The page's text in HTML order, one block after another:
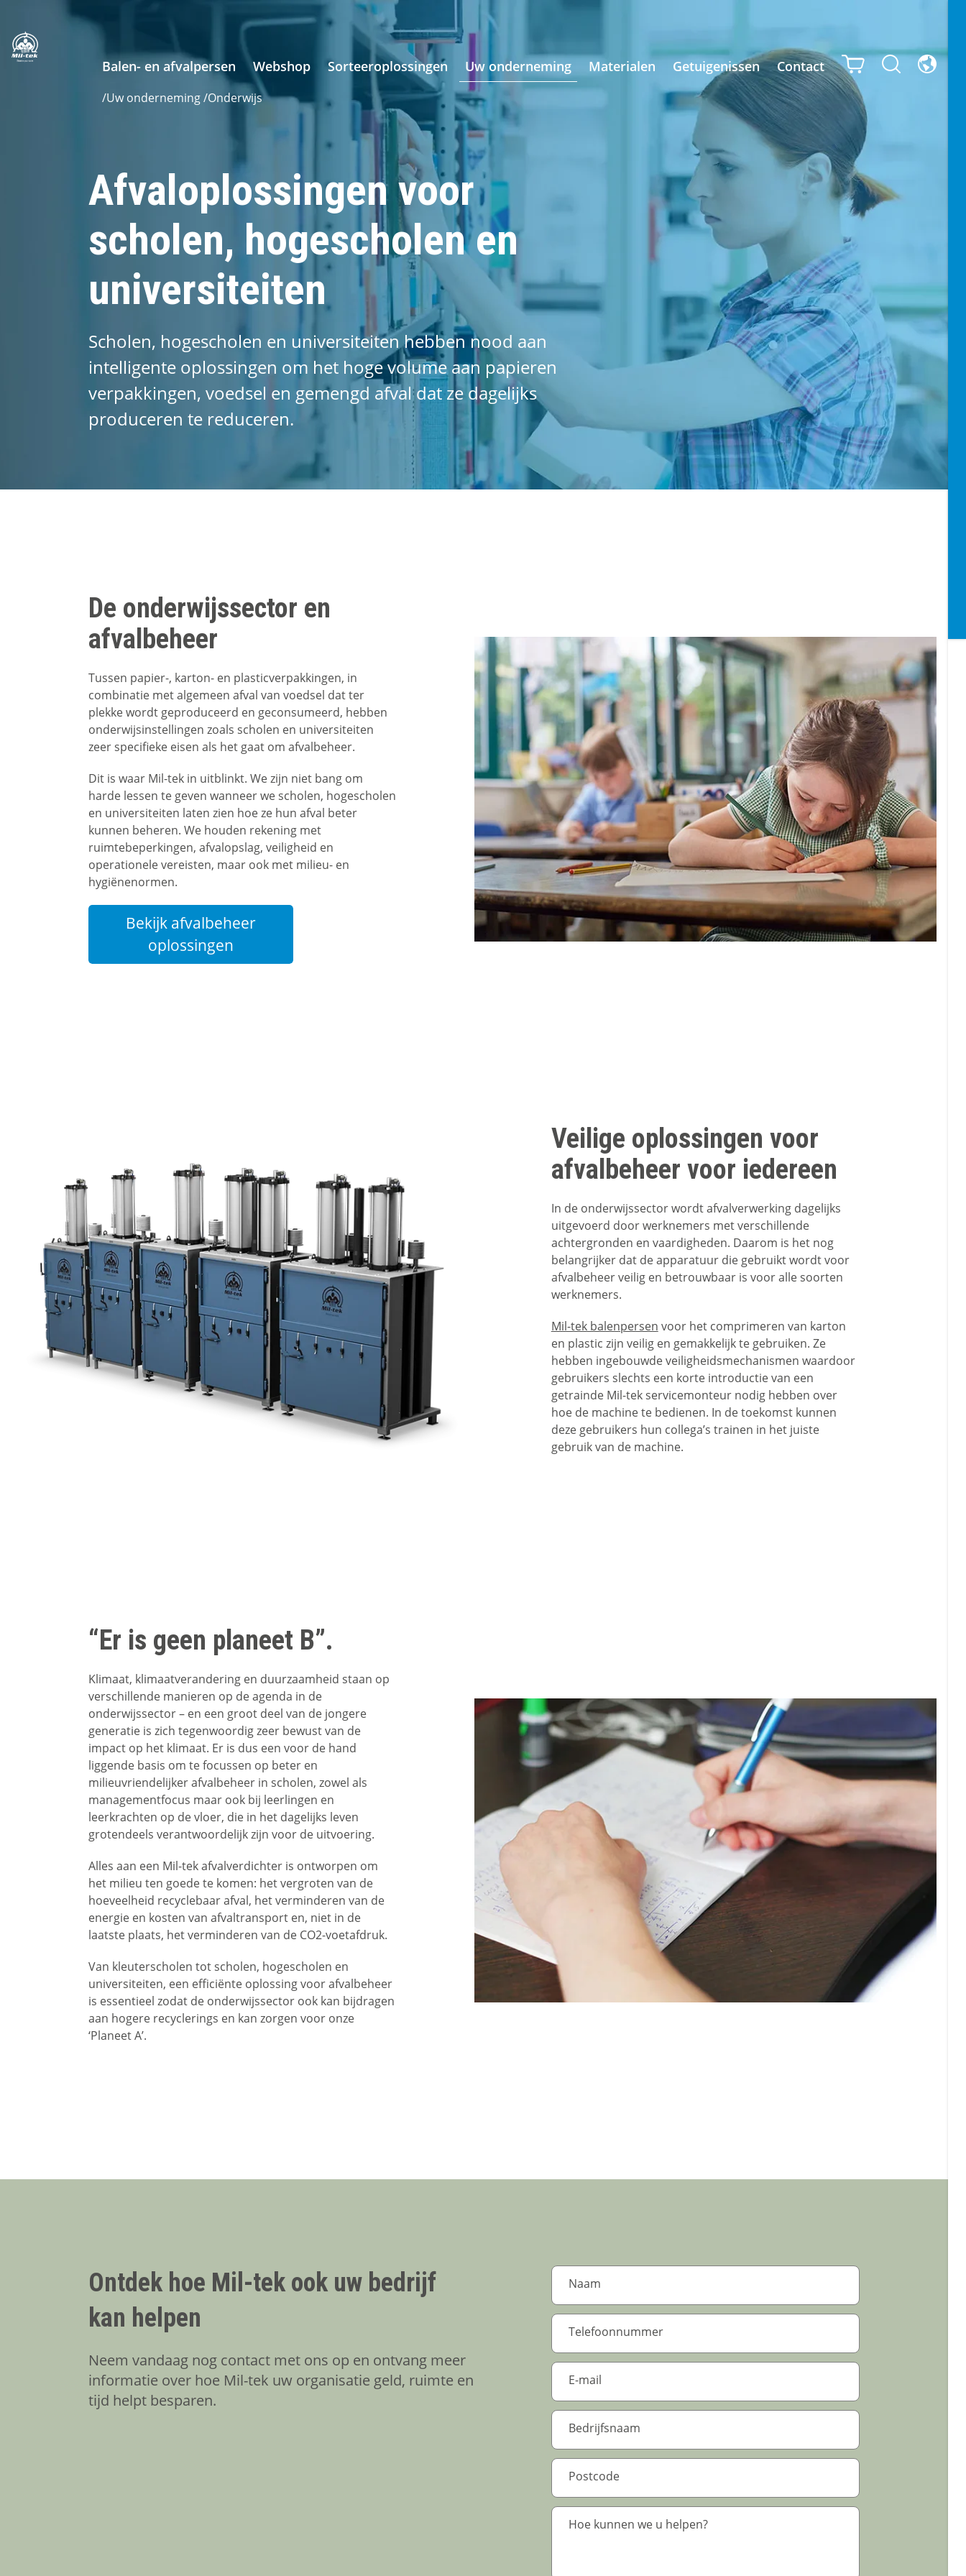
Balen- en afvalpersen Webshop Sorteeroplossingen Uw onderneming Materialen Getuigenissen Contact
/Uw onderneming/Onderwijs
Afvaloplossingen voor
scholen, hogescholen en
universiteiten
Scholen, hogescholen en universiteiten hebben nood aan
intelligente oplossingen om het hoge volume aan papieren
verpakkingen, voedsel en gemengd afval dat ze dagelijks
produceren te reduceren.
De onderwijssector en
afvalbeheer
Tussen papier-, karton- en plasticverpakkingen, in
combinatie met algemeen afval van voedsel dat ter
plekke wordt geproduceerd en geconsumeerd, hebben
onderwijsinstellingen zoals scholen en universiteiten
zeer specifieke eisen als het gaat om afvalbeheer.
Dit is waar Mil-tek in uitblinkt. We zijn niet bang om
harde lessen te geven wanneer we scholen, hogescholen
en universiteiten laten zien hoe ze hun afval beter
kunnen beheren. We houden rekening met
ruimtebeperkingen, afvalopslag, veiligheid en
operationele vereisten, maar ook met milieu- en
hygiënenormen.
Bekijk afvalbeheer
oplossingen
Veilige oplossingen voor
afvalbeheer voor iedereen
In de onderwijssector wordt afvalverwerking dagelijks
uitgevoerd door werknemers met verschillende
achtergronden en vaardigheden. Daarom is het nog
belangrijker dat de apparatuur die gebruikt wordt voor
afvalbeheer veilig en betrouwbaar is voor alle soorten
werknemers.
Mil-tek balenpersen voor het comprimeren van karton
en plastic zijn veilig en gemakkelijk te gebruiken. Ze
hebben ingebouwde veiligheidsmechanismen waardoor
gebruikers slechts een korte introductie van een
getrainde Mil-tek servicemonteur nodig hebben over
hoe de machine te bedienen. In de toekomst kunnen
deze gebruikers hun collega’s trainen in het juiste
gebruik van de machine.
“Er is geen planeet B”.
Klimaat, klimaatverandering en duurzaamheid staan op
verschillende manieren op de agenda in de
onderwijssector – en een groot deel van de jongere
generatie is zich tegenwoordig zeer bewust van de
impact op het klimaat. Er is dus een voor de hand
liggende basis om te focussen op beter en
milieuvriendelijker afvalbeheer in scholen, zowel als
managementfocus maar ook bij leerlingen en
leerkrachten op de vloer, die in het dagelijks leven
grotendeels verantwoordelijk zijn voor de uitvoering.
Alles aan een Mil-tek afvalverdichter is ontworpen om
het milieu ten goede te komen: het vergroten van de
hoeveelheid recyclebaar afval, het verminderen van de
energie en kosten van afvaltransport en, niet in de
laatste plaats, het verminderen van de CO2-voetafdruk.
Van kleuterscholen tot scholen, hogescholen en
universiteiten, een efficiënte oplossing voor afvalbeheer
is essentieel zodat de onderwijssector ook kan bijdragen
aan hogere recyclerings en kan zorgen voor onze
‘Planeet A’.
Ontdek hoe Mil-tek ook uw bedrijf
kan helpen
Neem vandaag nog contact met ons op en ontvang meer
informatie over hoe Mil-tek uw organisatie geld, ruimte en
tijd helpt besparen.